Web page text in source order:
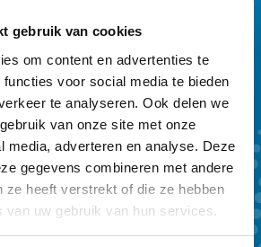
gebruik van cookies
om content en advertenties te
voor social media te bieden
te analyseren. Ook delen we
van onze site met onze
media, adverteren en analyse. Deze
gegevens combineren met andere
ze heeft verstrekt of die ze hebben
van uw gebruik van hun services.
en met
jaar en hun ouders.
zijn preventie,
en vroeghulp.
biedt achtergrond
Een abonnement kost €